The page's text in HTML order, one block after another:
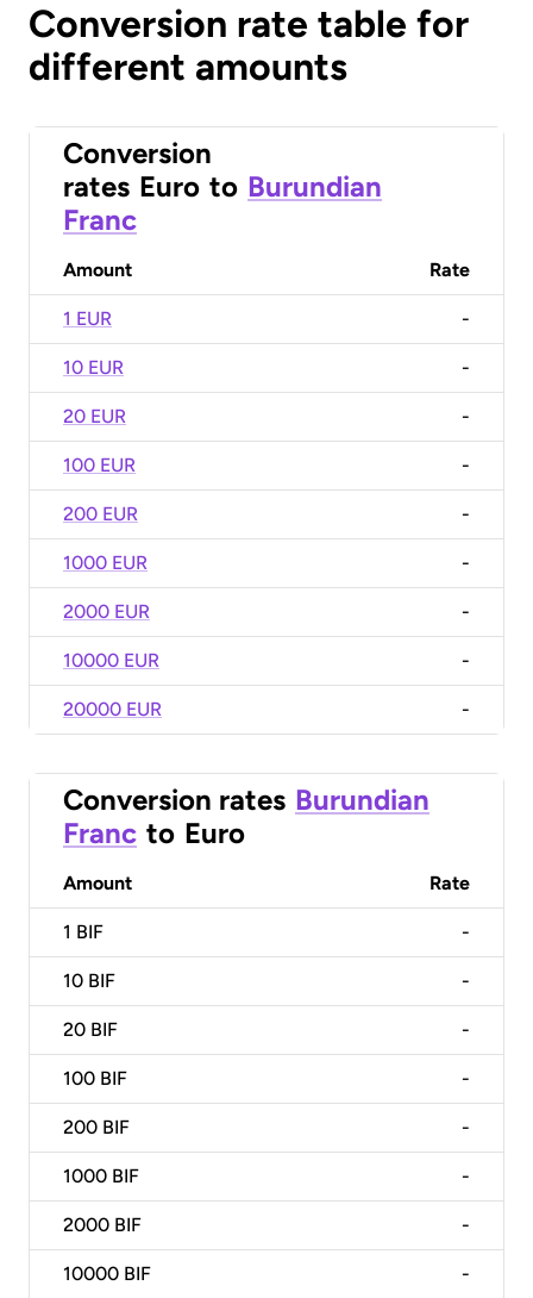
Conversion rate table for
different amounts
Conversion
rates Euro to Burundian
Franc
Amount Rate
1 EUR -
10 EUR -
20 EUR -
100 EUR -
200 EUR -
1000 EUR -
2000 EUR -
10000 EUR -
20000 EUR -
Conversion rates Burundian
Franc to Euro
Amount Rate
1 BIF -
10 BIF -
20 BIF -
100 BIF -
200 BIF -
1000 BIF -
2000 BIF -
10000 BIF -